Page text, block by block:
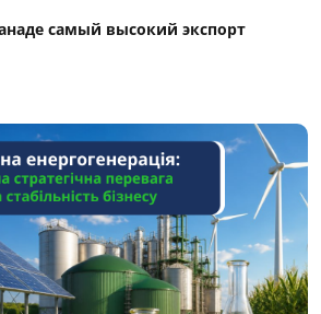
самый высокий экспорт